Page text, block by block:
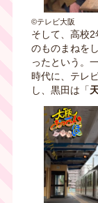
©テレビ大阪
そして、高校
のものまねを
ったという。
時代に、テレ
し、黒田は「